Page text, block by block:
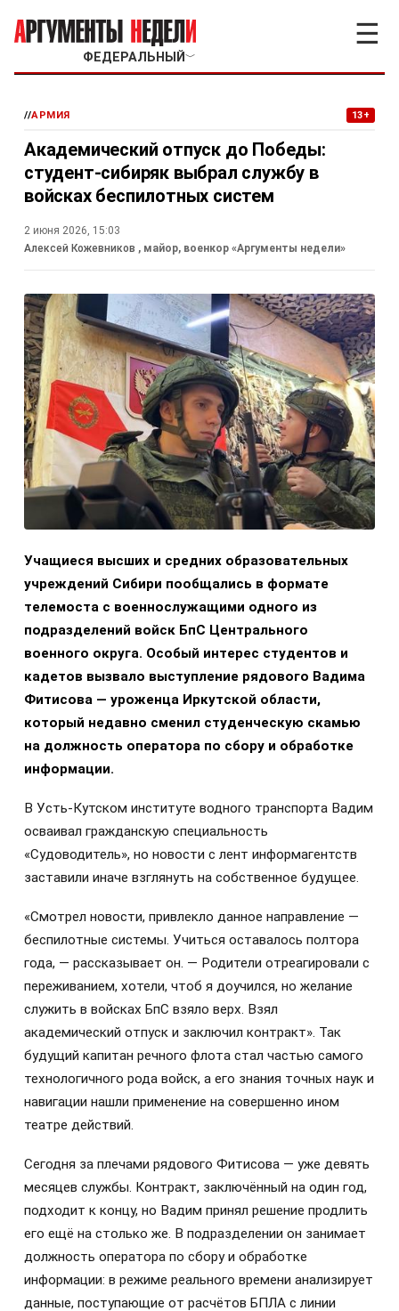
ФЕДЕРАЛЬНЫЙ ﹀
☰
//АРМИЯ 13+
Академический отпуск до Победы:
студент-сибиряк выбрал службу в
войсках беспилотных систем
2 июня 2026, 15:03
Алексей Кожевников , майор, военкор «Аргументы недели»
Учащиеся высших и средних образовательных
учреждений Сибири пообщались в формате
телемоста с военнослужащими одного из
подразделений войск БпС Центрального
военного округа. Особый интерес студентов и
кадетов вызвало выступление рядового Вадима
Фитисова — уроженца Иркутской области,
который недавно сменил студенческую скамью
на должность оператора по сбору и обработке
информации.
В Усть-Кутском институте водного транспорта Вадим
осваивал гражданскую специальность
«Судоводитель», но новости с лент информагентств
заставили иначе взглянуть на собственное будущее.
«Смотрел новости, привлекло данное направление —
беспилотные системы. Учиться оставалось полтора
года, — рассказывает он. — Родители отреагировали с
переживанием, хотели, чтоб я доучился, но желание
служить в войсках БпС взяло верх. Взял
академический отпуск и заключил контракт». Так
будущий капитан речного флота стал частью самого
технологичного рода войск, а его знания точных наук и
навигации нашли применение на совершенно ином
театре действий.
Сегодня за плечами рядового Фитисова — уже девять
месяцев службы. Контракт, заключённый на один год,
подходит к концу, но Вадим принял решение продлить
его ещё на столько же. В подразделении он занимает
должность оператора по сбору и обработке
информации: в режиме реального времени анализирует
данные, поступающие от расчётов БПЛА с линии